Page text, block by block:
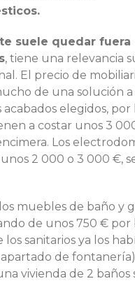
suele quedar fuera
, tiene una relevancia
El precio de
de una solución
elegidos, por
a costar unos 3
Los
2 000 o 3 000 €,
muebles de baño y
de unos 750 € por
sanitarios ya los
de fontanería).
vivienda de 2 baños